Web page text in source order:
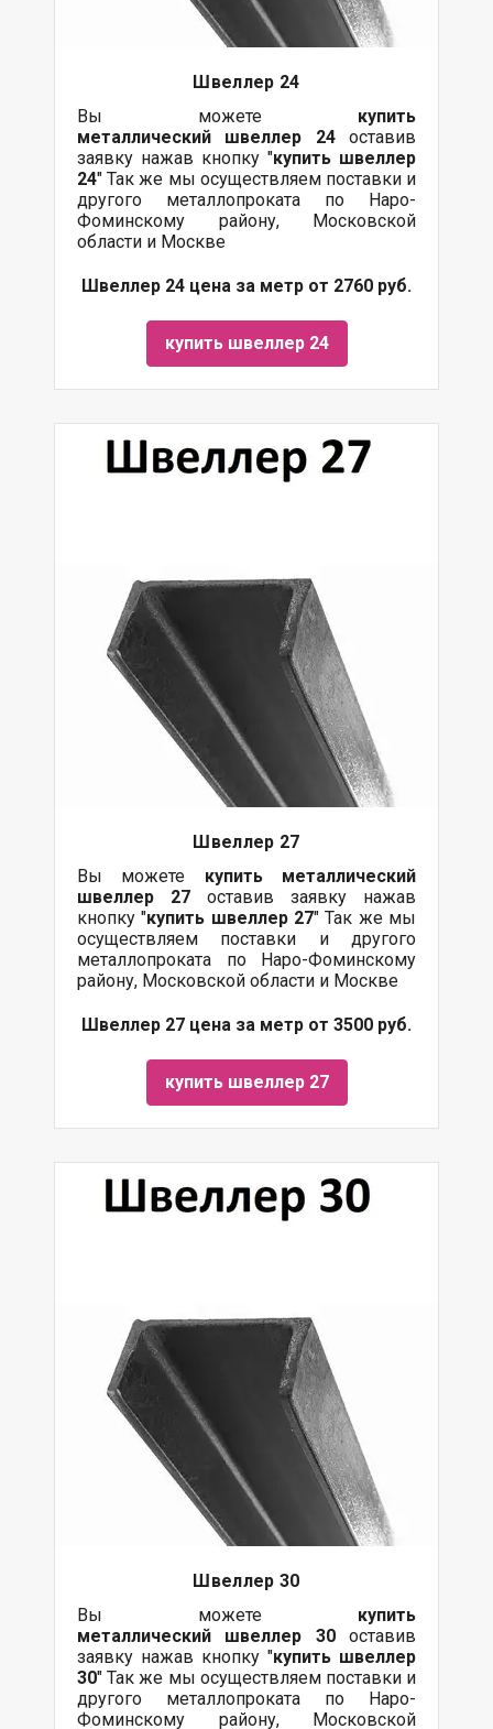
Швеллер 24
Вы можете купить
металлический швеллер 24оставив
заявку нажав кнопку "купить швеллер
24" Так же мы осуществляем поставки и
другого металлопроката по Наро-
Фоминскому району, Московской
области и Москве
Швеллер 24 цена за метр от 2760 руб.
купить швеллер 24
Швеллер 27
Вы можете купить металлический
швеллер 27 оставив заявку нажав
кнопку "купить швеллер 27" Так же мы
осуществляем поставки и другого
металлопроката по Наро-Фоминскому
району, Московской области и Москве
Швеллер 27 цена за метр от 3500 руб.
купить швеллер 27
Швеллер 30
Вы можете купить
металлический швеллер 30оставив
заявку нажав кнопку "купить швеллер
30" Так же мы осуществляем поставки и
другого металлопроката по Наро-
Фоминскому району, Московской